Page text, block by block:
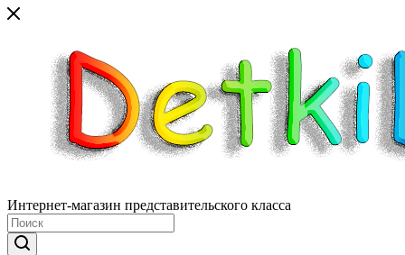
Интернет-магазин представительского класса